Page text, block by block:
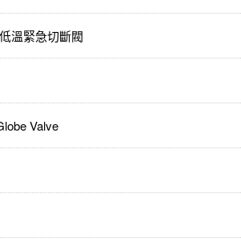
溫緊急切斷閥
Valve